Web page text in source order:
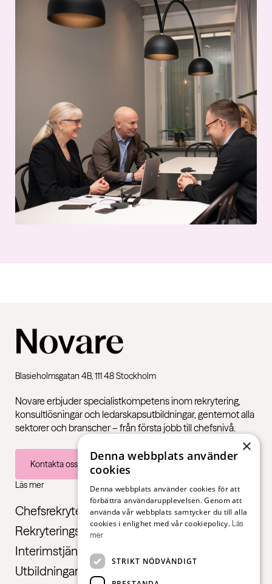
Blasieholmsgatan 4B, 111 48 Stockholm
Novare erbjuder specialistkompetens inom rekrytering,
konsultlösningar och ledarskapsutbildningar, gentemot alla
sektorer och branscher – från första jobb till chefsnivå.
Kontakta oss
Läs mer
Chefsrekrytering
Rekryteringstjänster
Interimstjänster
Utbildningar
×
Denna webbplats använder
cookies
Denna webbplats använder cookies för att
förbättra användarupplevelsen. Genom att
använda vår webbplats samtycker du till alla
cookies i enlighet med vår cookiepolicy. Läs
mer
STRIKT NÖDVÄNDIGT